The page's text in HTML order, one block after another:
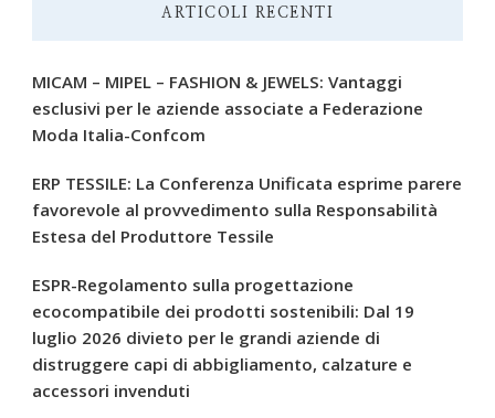
ARTICOLI RECENTI
MICAM – MIPEL – FASHION & JEWELS: Vantaggi
esclusivi per le aziende associate a Federazione
Moda Italia-Confcom
ERP TESSILE: La Conferenza Unificata esprime parere
favorevole al provvedimento sulla Responsabilità
Estesa del Produttore Tessile
ESPR-Regolamento sulla progettazione
ecocompatibile dei prodotti sostenibili: Dal 19
luglio 2026 divieto per le grandi aziende di
distruggere capi di abbigliamento, calzature e
accessori invenduti